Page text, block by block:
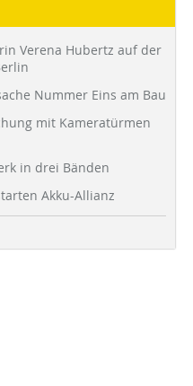
Verena Hubertz auf der
Nummer Eins am Bau
mit Kameratürmen
in drei Bänden
Akku-Allianz